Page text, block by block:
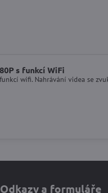
s funkcí WiFi
wifi. Nahrávání videa se
Odkazy a formuláře